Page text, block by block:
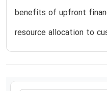
benefits of upfront
resource allocation to